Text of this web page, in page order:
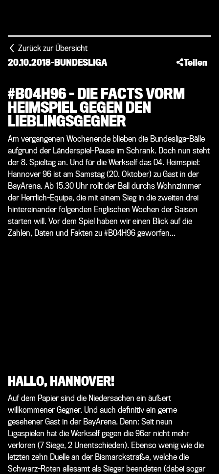
Zurück zur Übersicht
20.10.2018-BUNDESLIGA Teilen
#B04H96 – DIE FACTS VORM
HEIMSPIEL GEGEN DEN
LIEBLINGSGEGNER
Am vergangenen Wochenende blieben die Bundesliga-Bälle
aufgrund der Länderspiel-Pause im Schrank. Doch nun steht
der 8. Spieltag an. Und für die Werkself das 04. Heimspiel:
Hannover 96 ist am Samstag (20. Oktober) zu Gast in der
BayArena. Ab 15.30 Uhr rollt der Ball durchs Wohnzimmer
der Herrlich-Equipe, die mit einem Sieg in die zweiten drei
hintereinander folgenden Englischen Wochen der Saison
starten will. Vor dem Spiel haben wir einen Blick auf die
Zahlen, Daten und Fakten zu #B04H96 geworfen...
HALLO, HANNOVER!
Auf dem Papier sind die Niedersachen ein äußert
willkommener Gegner. Und auch definitiv ein gerne
gesehener Gast in der BayArena. Denn: Seit neun
Ligaspielen hat die Werkself gegen die 96er nicht mehr
verloren (7 Siege, 2 Unentschieden). Ebenso wenig wie die
letzten zehn Duelle an der Bismarckstraße, welche die
Schwarz-Roten allesamt als Sieger beendeten (dabei sogar